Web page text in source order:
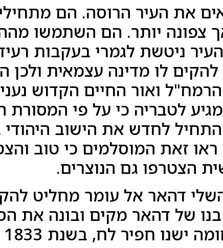
את העיר הרוסה. הם
צפונה יותר. הם השתמשו
משנית. בשנת 1670 העיר ניטשת לגמרי
לו מדינה עצמאית
ואור החיים הקדוש
לטבריה כי על פי המסורת
לחדש את הישוב היהודי
זאת המוסלמים כי טוב
הצטרפו גם הנוצרים.
בנו של השלי דהאר אל עומר
בנו של דהאר מקים ובונה את